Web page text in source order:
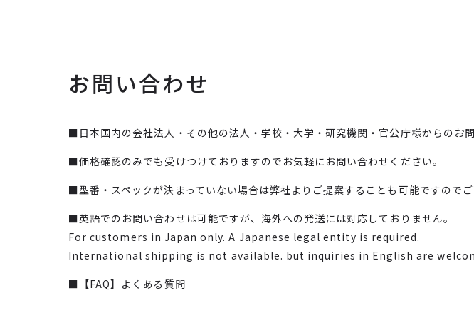
お問い合わせ
■日本国内の会社法人・その他の法人・学校・大学・研究機関・官公庁様からのお
■価格確認のみでも受けつけておりますのでお気軽にお問い合わせください。
■型番・スペックが決まっていない場合は弊社よりご提案することも可能ですのでご
■英語でのお問い合わせは可能ですが、海外への発送には対応しておりません。
For customers in Japan only. A Japanese legal entity is required.
International shipping is not available. but inquiries in English are
■【FAQ】よくある質問